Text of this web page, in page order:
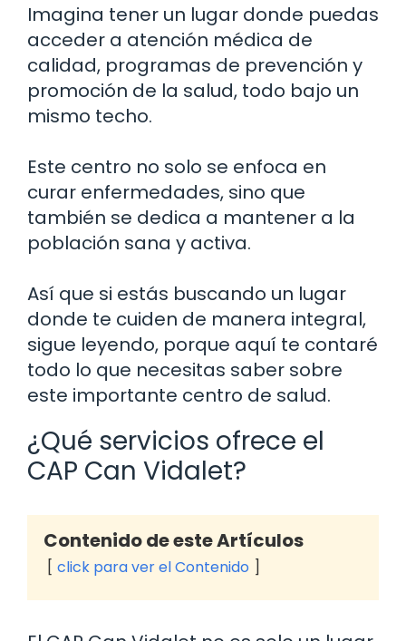
Imagina tener un lugar donde puedas
acceder a atención médica de
calidad, programas de prevención y
promoción de la salud, todo bajo un
mismo techo.
Este centro no solo se enfoca en
curar enfermedades, sino que
también se dedica a mantener a la
población sana y activa.
Así que si estás buscando un lugar
donde te cuiden de manera integral,
sigue leyendo, porque aquí te contaré
todo lo que necesitas saber sobre
este importante centro de salud.
¿Qué servicios ofrece el
CAP Can Vidalet?
Contenido de este Artículos
click para ver el Contenido